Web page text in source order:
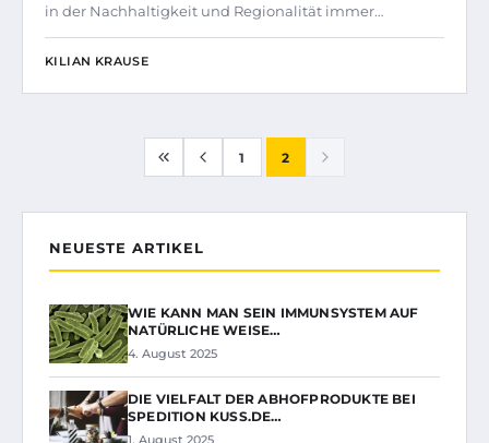
in der Nachhaltigkeit und Regionalität immer…
KILIAN KRAUSE
1 2
NEUESTE ARTIKEL
WIE KANN MAN SEIN IMMUNSYSTEM AUF
NATÜRLICHE WEISE…
4. August 2025
DIE VIELFALT DER ABHOFPRODUKTE BEI
SPEDITION KUSS.DE…